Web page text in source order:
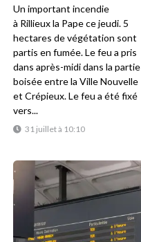
31 juillet à 10:10
Un important incendie
à Rillieux la Pape ce jeudi. 5
hectares de végétation sont
partis en fumée. Le feu a pris
dans après-midi dans la partie
boisée entre la Ville Nouvelle
et Crépieux. Le feu a été fixé
vers...